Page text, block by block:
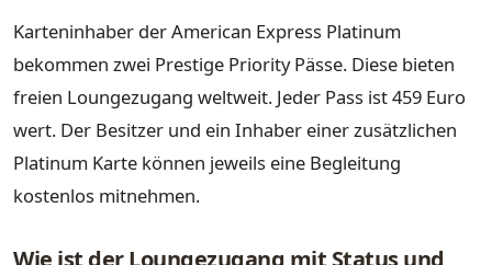
Karteninhaber der American Express Platinum
bekommen zwei Prestige Priority Pässe. Diese bieten
freien Loungezugang weltweit. Jeder Pass ist 459 Euro
wert. Der Besitzer und ein Inhaber einer zusätzlichen
Platinum Karte können jeweils eine Begleitung
kostenlos mitnehmen.
Wie ist der Loungezugang mit Status und